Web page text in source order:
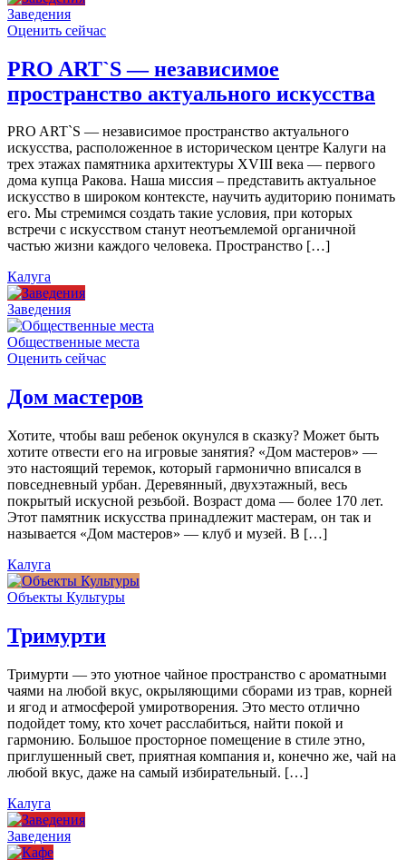
Заведения
Оценить сейчас
PRO ART`S — независимое
пространство актуального искусства
PRO ART`S — независимое пространство актуального
искусства, расположенное в историческом центре Калуги на
трех этажах памятника архитектуры XVIII века — первого
дома купца Ракова. Наша миссия – представить актуальное
искусство в широком контексте, научить аудиторию понимать
его. Мы стремимся создать такие условия, при которых
встречи с искусством станут неотъемлемой органичной
частью жизни каждого человека. Пространство […]
Калуга
Заведения
Общественные места
Оценить сейчас
Дом мастеров
Хотите, чтобы ваш ребенок окунулся в сказку? Может быть
хотите отвести его на игровые занятия? «Дом мастеров» —
это настоящий теремок, который гармонично вписался в
повседневный урбан. Деревянный, двухэтажный, весь
покрытый искусной резьбой. Возраст дома — более 170 лет.
Этот памятник искусства принадлежит мастерам, он так и
называется «Дом мастеров» — клуб и музей. В […]
Калуга
Объекты Культуры
Тримурти
Тримурти — это уютное чайное пространство с ароматными
чаями на любой вкус, окрыляющими сборами из трав, корней
и ягод и атмосферой умиротворения. Это место отлично
подойдет тому, кто хочет расслабиться, найти покой и
гармонию. Большое просторное помещение в стиле этно,
приглушенный свет, приятная компания и, конечно же, чай на
любой вкус, даже на самый избирательный. […]
Калуга
Заведения